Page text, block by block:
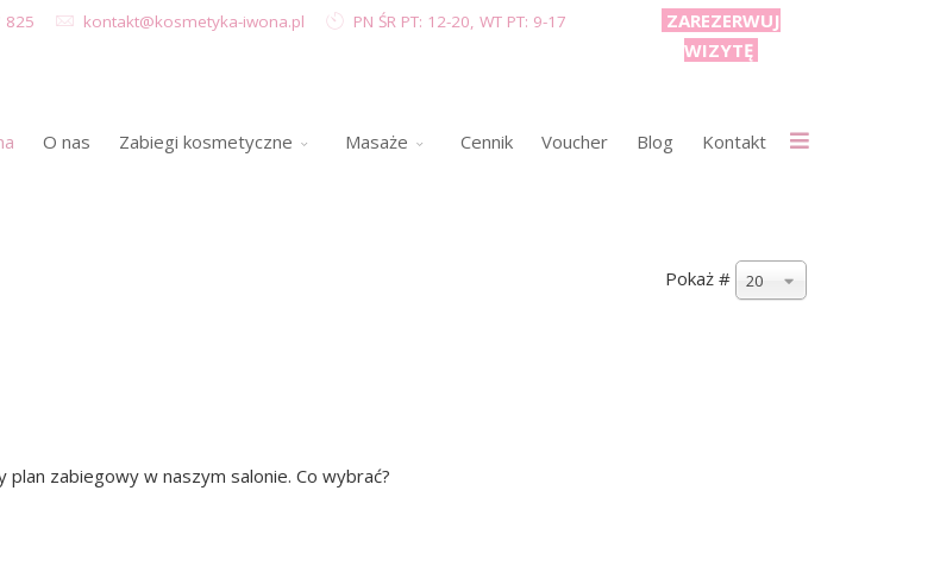
825 kontakt@kosmetyka-iwona.pl PN ŚR PT: 12-20, WT PT: 9-17
ZAREZERWUJ
WIZYTĘ
O nas Zabiegi kosmetyczne Masaże Cennik Voucher Blog Kontakt
Pokaż # 20
plan zabiegowy w naszym salonie. Co wybrać?